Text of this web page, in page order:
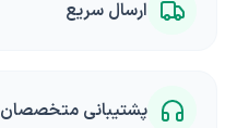
ارسال سریع
پشتیبانی متخصصان